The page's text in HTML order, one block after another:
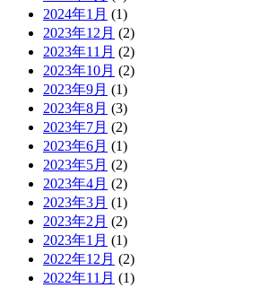
2024年1月 (1)
2023年12月 (2)
2023年11月 (2)
2023年10月 (2)
2023年9月 (1)
2023年8月 (3)
2023年7月 (2)
2023年6月 (1)
2023年5月 (2)
2023年4月 (2)
2023年3月 (1)
2023年2月 (2)
2023年1月 (1)
2022年12月 (2)
2022年11月 (1)